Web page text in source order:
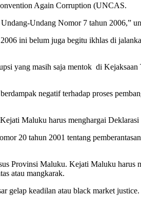
Again Corruption (UNCAS.
Undang Nomor 7 tahun 2006,”
ini belum juga begitu ikhlas di
yang masih saja mentok di
negatif terhadap proses
Maluku harus menghargai
20 tahun 2001 tentang
Provinsi Maluku. Kejati Maluku harus
atau mangkarak.
gelap keadilan atau black market justice.